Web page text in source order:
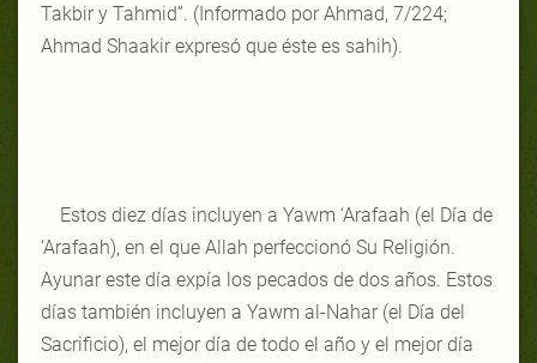
Takbir y Tahmid”. (Informado por Ahmad, 7/224;
Ahmad Shaakir expresó que éste es sahih).
Estos diez días incluyen a Yawm ‘Arafaah (el Día de
‘Arafaah), en el que Allah perfeccionó Su Religión.
Ayunar este día expía los pecados de dos años. Estos
días también incluyen a Yawm al-Nahar (el Día del
Sacrificio), el mejor día de todo el año y el mejor día